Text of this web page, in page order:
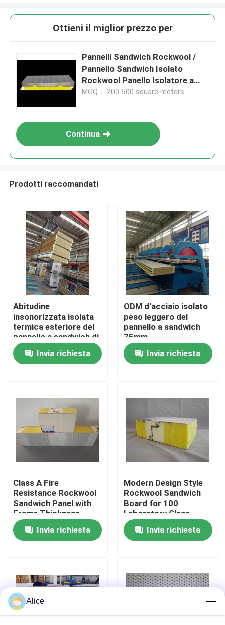
Casa
Prodotti
Circa noi
Giro della fabbrica
Controllo di qualità
Contattici
Richieda una citazione
strutture modulari in acciaio
Ottieni il miglior prezzo per
Pannelli Sandwich Rockwool /
Pannello Sandwich Isolato
Rockwool Panello Isolatore a
prova di fuoco a prova di suono
MOQ： 200-500 square meters
Continua
Prodotti raccomandati
Abitudine
insonorizzata isolata
termica esteriore del
pannello a sandwich di
lana di roccia
Invia richiesta
ODM d'acciaio isolato
peso leggero del
pannello a sandwich
75mm
Invia richiesta
Class A Fire
Resistance Rockwool
Sandwich Panel with
Frame Thickness
0.6mm and Max
Length 9000mm
Invia richiesta
Modern Design Style
Rockwool Sandwich
Board for 100
Laboratory Clean
Room Solutions
Invia richiesta
Alice